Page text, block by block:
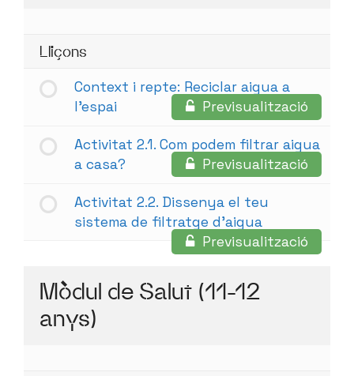
Lliçons
Context i repte: Reciclar aigua a
l’espai
Previsualització
Activitat 2.1. Com podem filtrar aigua
a casa?
Previsualització
Activitat 2.2. Dissenya el teu
sistema de filtratge d’aigua
Previsualització
Mòdul de Salut (11-12
anys)